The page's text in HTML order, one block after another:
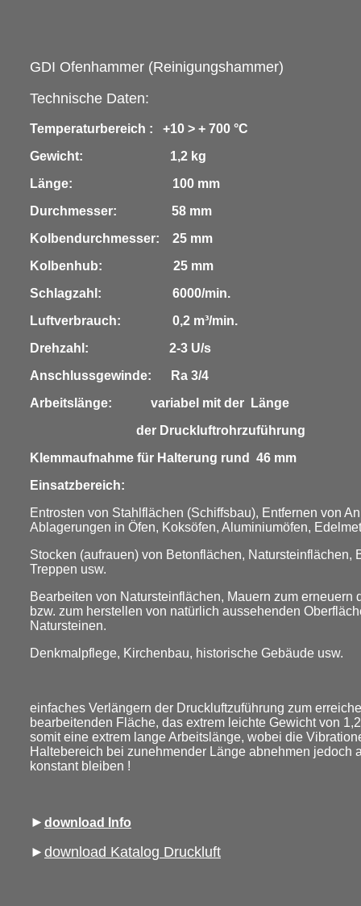
GDI Ofenhammer (Reinigungshammer)
Technische Daten:
Temperaturbereich : +10 > + 700 °C
Gewicht: 1,2 kg
Länge: 100 mm
Durchmesser: 58 mm
Kolbendurchmesser: 25 mm
Kolbenhub: 25 mm
Schlagzahl: 6000/min.
Luftverbrauch: 0,2 m³/min.
Drehzahl: 2-3 U/s
Anschlussgewinde: Ra 3/4
Arbeitslänge: variabel mit der Länge
der Druckluftrohrzuführung
Klemmaufnahme für Halterung rund 46 mm
Einsatzbereich:
Entrosten von Stahlflächen (Schiffsbau), Entfernen von
Ablagerungen in Öfen, Koksöfen, Aluminiumöfen,
Stocken (aufrauen) von Betonflächen, Natursteinflächen,
Treppen usw.
Bearbeiten von Natursteinflächen, Mauern zum erneuern
bzw. zum herstellen von natürlich aussehenden
Natursteinen.
Denkmalpflege, Kirchenbau, historische Gebäude usw.
einfaches Verlängern der Druckluftzuführung zum
bearbeitenden Fläche, das extrem leichte Gewicht von
somit eine extrem lange Arbeitslänge, wobei die
Haltebereich bei zunehmender Länge abnehmen jedoch
konstant bleiben !
► download Info
► download Katalog Druckluft